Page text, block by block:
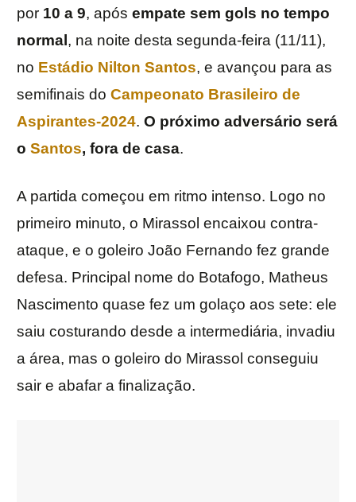
por 10 a 9, após empate sem gols no tempo
normal , na noite desta segunda-feira (11/11),
no Estádio Nilton Santos, e avançou para as
semifinais do Campeonato Brasileiro de
Aspirantes-2024. O próximo adversário será
o Santos, fora de casa.
A partida começou em ritmo intenso. Logo no
primeiro minuto, o Mirassol encaixou contra-
ataque, e o goleiro João Fernando fez grande
defesa. Principal nome do Botafogo, Matheus
Nascimento quase fez um golaço aos sete: ele
saiu costurando desde a intermediária, invadiu
a área, mas o goleiro do Mirassol conseguiu
sair e abafar a finalização.